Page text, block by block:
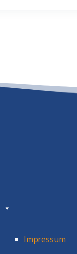
Impressum